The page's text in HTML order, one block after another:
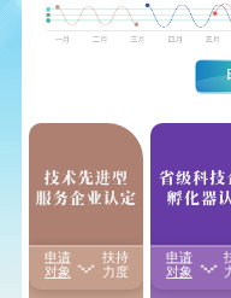
1.享受减按15%税率征
收企业所得税
2.对企业职工教育经
申请
对象
扶持
力度
享受国家级、
化器房产税、
申请
对象